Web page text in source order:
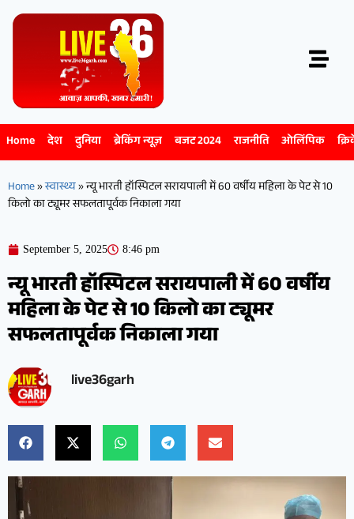
Home देश दुनिया ब्रेकिंग न्यूज़ बजट 2024 राजनीति ओलिंपिक
Home»स्वास्थ्य»न्यू भारती हॉस्पिटल सरायपाली में 60 वर्षीय महिला के पेट से 10
किलो का ट्यूमर सफलतापूर्वक निकाला गया
September 5, 2025 8:46 pm
न्यू भारती हॉस्पिटल सरायपाली में 60 वर्षीय
महिला के पेट से 10 किलो का ट्यूमर
सफलतापूर्वक निकाला गया
live36garh